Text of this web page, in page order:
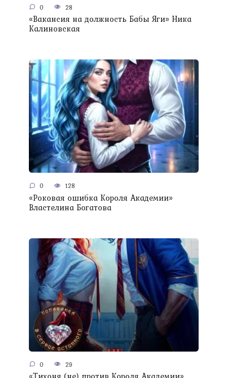
0 28
«Вакансия на должность Бабы Яги» Ника
Калиновская
0 128
«Роковая ошибка Короля Академии»
Властелина Богатова
0 29